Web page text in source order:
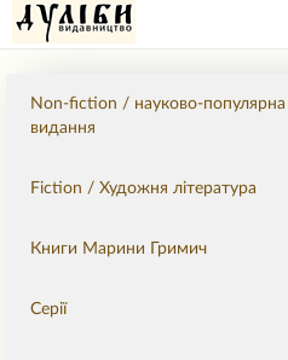
Non-fiction / науково-популярна
видання
Fiction / Художня література
Книги Марини Гримич
Серії